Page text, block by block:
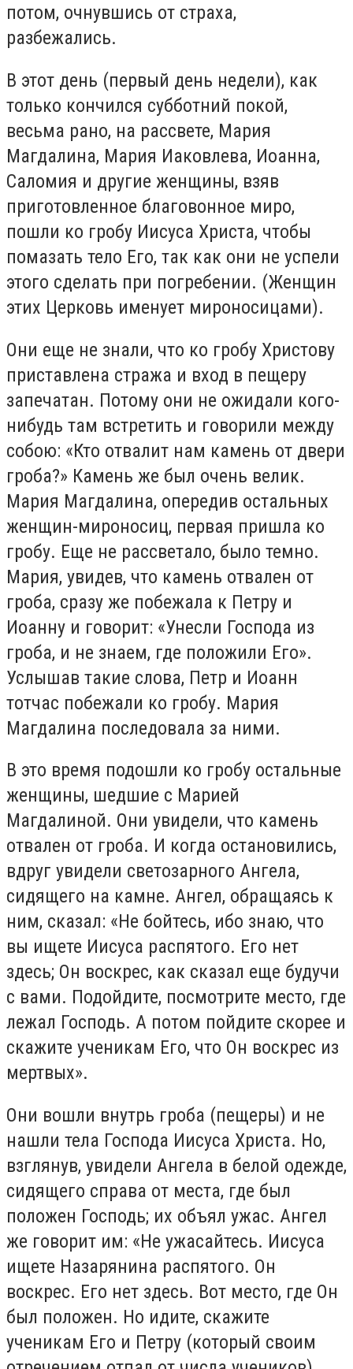
потом, очнувшись от страха,
разбежались.
В этот день (первый день недели), как
только кончился субботний покой,
весьма рано, на рассвете, Мария
Магдалина, Мария Иаковлева, Иоанна,
Саломия и другие женщины, взяв
приготовленное благовонное миро,
пошли ко гробу Иисуса Христа, чтобы
помазать тело Его, так как они не успели
этого сделать при погребении. (Женщин
этих Церковь именует мироносицами).
Они еще не знали, что ко гробу Христову
приставлена стража и вход в пещеру
запечатан. Потому они не ожидали кого-
нибудь там встретить и говорили между
собою: «Кто отвалит нам камень от двери
гроба?» Камень же был очень велик.
Мария Магдалина, опередив остальных
женщин-мироносиц, первая пришла ко
гробу. Еще не рассветало, было темно.
Мария, увидев, что камень отвален от
гроба, сразу же побежала к Петру и
Иоанну и говорит: «Унесли Господа из
гроба, и не знаем, где положили Его».
Услышав такие слова, Петр и Иоанн
тотчас побежали ко гробу. Мария
Магдалина последовала за ними.
В это время подошли ко гробу остальные
женщины, шедшие с Марией
Магдалиной. Они увидели, что камень
отвален от гроба. И когда остановились,
вдруг увидели светозарного Ангела,
сидящего на камне. Ангел, обращаясь к
ним, сказал: «Не бойтесь, ибо знаю, что
вы ищете Иисуса распятого. Его нет
здесь; Он воскрес, как сказал еще будучи
с вами. Подойдите, посмотрите место, где
лежал Господь. А потом пойдите скорее и
скажите ученикам Его, что Он воскрес из
мертвых».
Они вошли внутрь гроба (пещеры) и не
нашли тела Господа Иисуса Христа. Но,
взглянув, увидели Ангела в белой одежде,
сидящего справа от места, где был
положен Господь; их объял ужас. Ангел
же говорит им: «Не ужасайтесь. Иисуса
ищете Назарянина распятого. Он
воскрес. Его нет здесь. Вот место, где Он
был положен. Но идите, скажите
ученикам Его и Петру (который своим